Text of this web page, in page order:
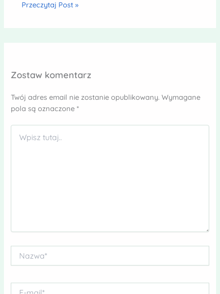
Przeczytaj Post »
Zostaw komentarz
Twój adres email nie zostanie opublikowany. Wymagane
pola są oznaczone*
Wpisz
tutaj..